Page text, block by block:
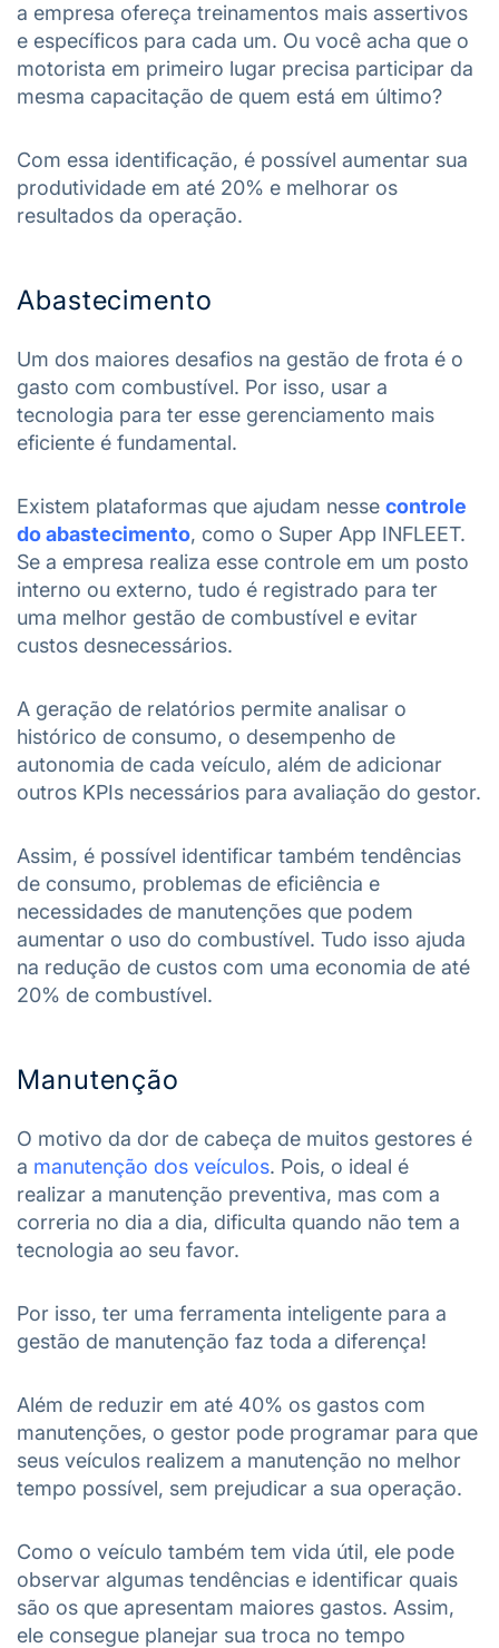
a empresa ofereça treinamentos mais assertivos
e específicos para cada um. Ou você acha que o
motorista em primeiro lugar precisa participar da
mesma capacitação de quem está em último?
Com essa identificação, é possível aumentar sua
produtividade em até 20% e melhorar os
resultados da operação.
Abastecimento
Um dos maiores desafios na gestão de frota é o
gasto com combustível. Por isso, usar a
tecnologia para ter esse gerenciamento mais
eficiente é fundamental.
Existem plataformas que ajudam nesse controle
do abastecimento, como o Super App INFLEET.
Se a empresa realiza esse controle em um posto
interno ou externo, tudo é registrado para ter
uma melhor gestão de combustível e evitar
custos desnecessários.
A geração de relatórios permite analisar o
histórico de consumo, o desempenho de
autonomia de cada veículo, além de adicionar
outros KPIs necessários para avaliação do gestor.
Assim, é possível identificar também tendências
de consumo, problemas de eficiência e
necessidades de manutenções que podem
aumentar o uso do combustível. Tudo isso ajuda
na redução de custos com uma economia de até
20% de combustível.
Manutenção
O motivo da dor de cabeça de muitos gestores é
a manutenção dos veículos. Pois, o ideal é
realizar a manutenção preventiva, mas com a
correria no dia a dia, dificulta quando não tem a
tecnologia ao seu favor.
Por isso, ter uma ferramenta inteligente para a
gestão de manutenção faz toda a diferença!
Além de reduzir em até 40% os gastos com
manutenções, o gestor pode programar para que
seus veículos realizem a manutenção no melhor
tempo possível, sem prejudicar a sua operação.
Como o veículo também tem vida útil, ele pode
observar algumas tendências e identificar quais
são os que apresentam maiores gastos. Assim,
ele consegue planejar sua troca no tempo